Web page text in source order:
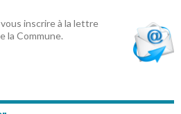
inscrire à la lettre
la Commune.